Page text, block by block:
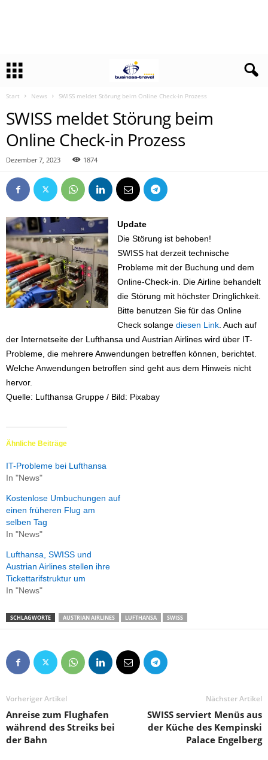
Start News SWISS meldet Störung beim Online Check-in Prozess
SWISS meldet Störung beim
Online Check-in Prozess
Dezember 7, 2023 1874
Update
Die Störung ist behoben!
SWISS hat derzeit technische
Probleme mit der Buchung und dem
Online-Check-in. Die Airline behandelt
die Störung mit höchster Dringlichkeit.
Bitte benutzen Sie für das Online
Check solangediesen Link . Auch auf
der Internetseite der Lufthansa und Austrian Airlines wird über IT-
Probleme, die mehrere Anwendungen betreffen können, berichtet.
Welche Anwendungen betroffen sind geht aus dem Hinweis nicht
hervor.
Quelle: Lufthansa Gruppe / Bild: Pixabay
Ähnliche Beiträge
IT-Probleme bei Lufthansa
In "News"
Kostenlose Umbuchungen auf
einen früheren Flug am
selben Tag
In "News"
Lufthansa, SWISS und
Austrian Airlines stellen ihre
Tickettarifstruktur um
In "News"
SCHLAGWORTE AUSTRIAN AIRLINES LUFTHANSA SWISS
Vorheriger Artikel
Anreise zum Flughafen
während des Streiks bei
der Bahn
Nächster Artikel
SWISS serviert Menüs aus
der Küche des Kempinski
Palace Engelberg